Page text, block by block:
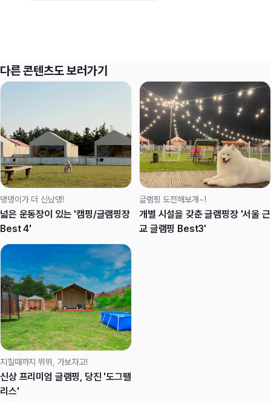
다른 콘텐츠도 보러가기
댕댕이가 더 신났댕!
넓은 운동장이 있는 '캠핑/글램핑장
Best 4'
글램핑 도전해보개~!
개별 시설을 갖춘 글램핑장 '서울 근
교 글램핑 Best3'
지칠때까지 뛰뛰, 가보자고!
신상 프리미엄 글램핑, 당진 '도그팰
리스'